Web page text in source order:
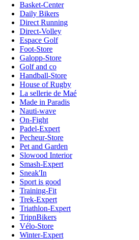
Basket-Center
Daily Bikers
Direct Running
Direct-Volley
Espace Golf
Foot-Store
Galopp-Store
Golf and co
Handball-Store
House of Rugby
La sellerie de Maé
Made in Paradis
Nauti-wave
On-Fight
Padel-Expert
Pecheur-Store
Pet and Garden
Slowood Interior
Smash-Expert
Sneak'In
Sport is good
Training-Fit
Trek-Expert
Triathlon-Expert
TripnBikers
Vélo-Store
Winter-Expert